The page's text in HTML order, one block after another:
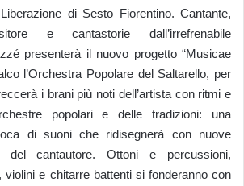
di Sesto Fiorentino. Cantante,
e cantastorie dall’irrefrenabile
presenterà il nuovo progetto “Musicae
l’Orchestra Popolare del Saltarello, per
i brani più noti dell’artista con ritmi e
popolari e delle tradizioni: una
di suoni che ridisegnerà con nuove
cantautore. Ottoni e percussioni,
violini e chitarre battenti si fonderanno con